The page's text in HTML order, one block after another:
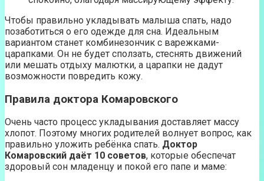
Чтобы правильно укладывать малыша спать, надо
позаботиться о его одежде для сна. Идеальным
вариантом станет комбинезончик с варежками-
царапками. Он не будет сползать, стеснять движений
или мешать отдыху малютки, а царапки не дадут
возможности повредить кожу.
Правила доктора Комаровского
Очень часто процесс укладывания доставляет массу
хлопот. Поэтому многих родителей волнует вопрос, как
правильно уложить ребёнка спать. Доктор
Комаровский даёт 10 советов, которые обеспечат
здоровый сон младенцу и покой его папе и маме: